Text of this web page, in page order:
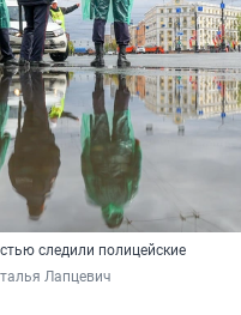
следили полицейские
Лапцевич